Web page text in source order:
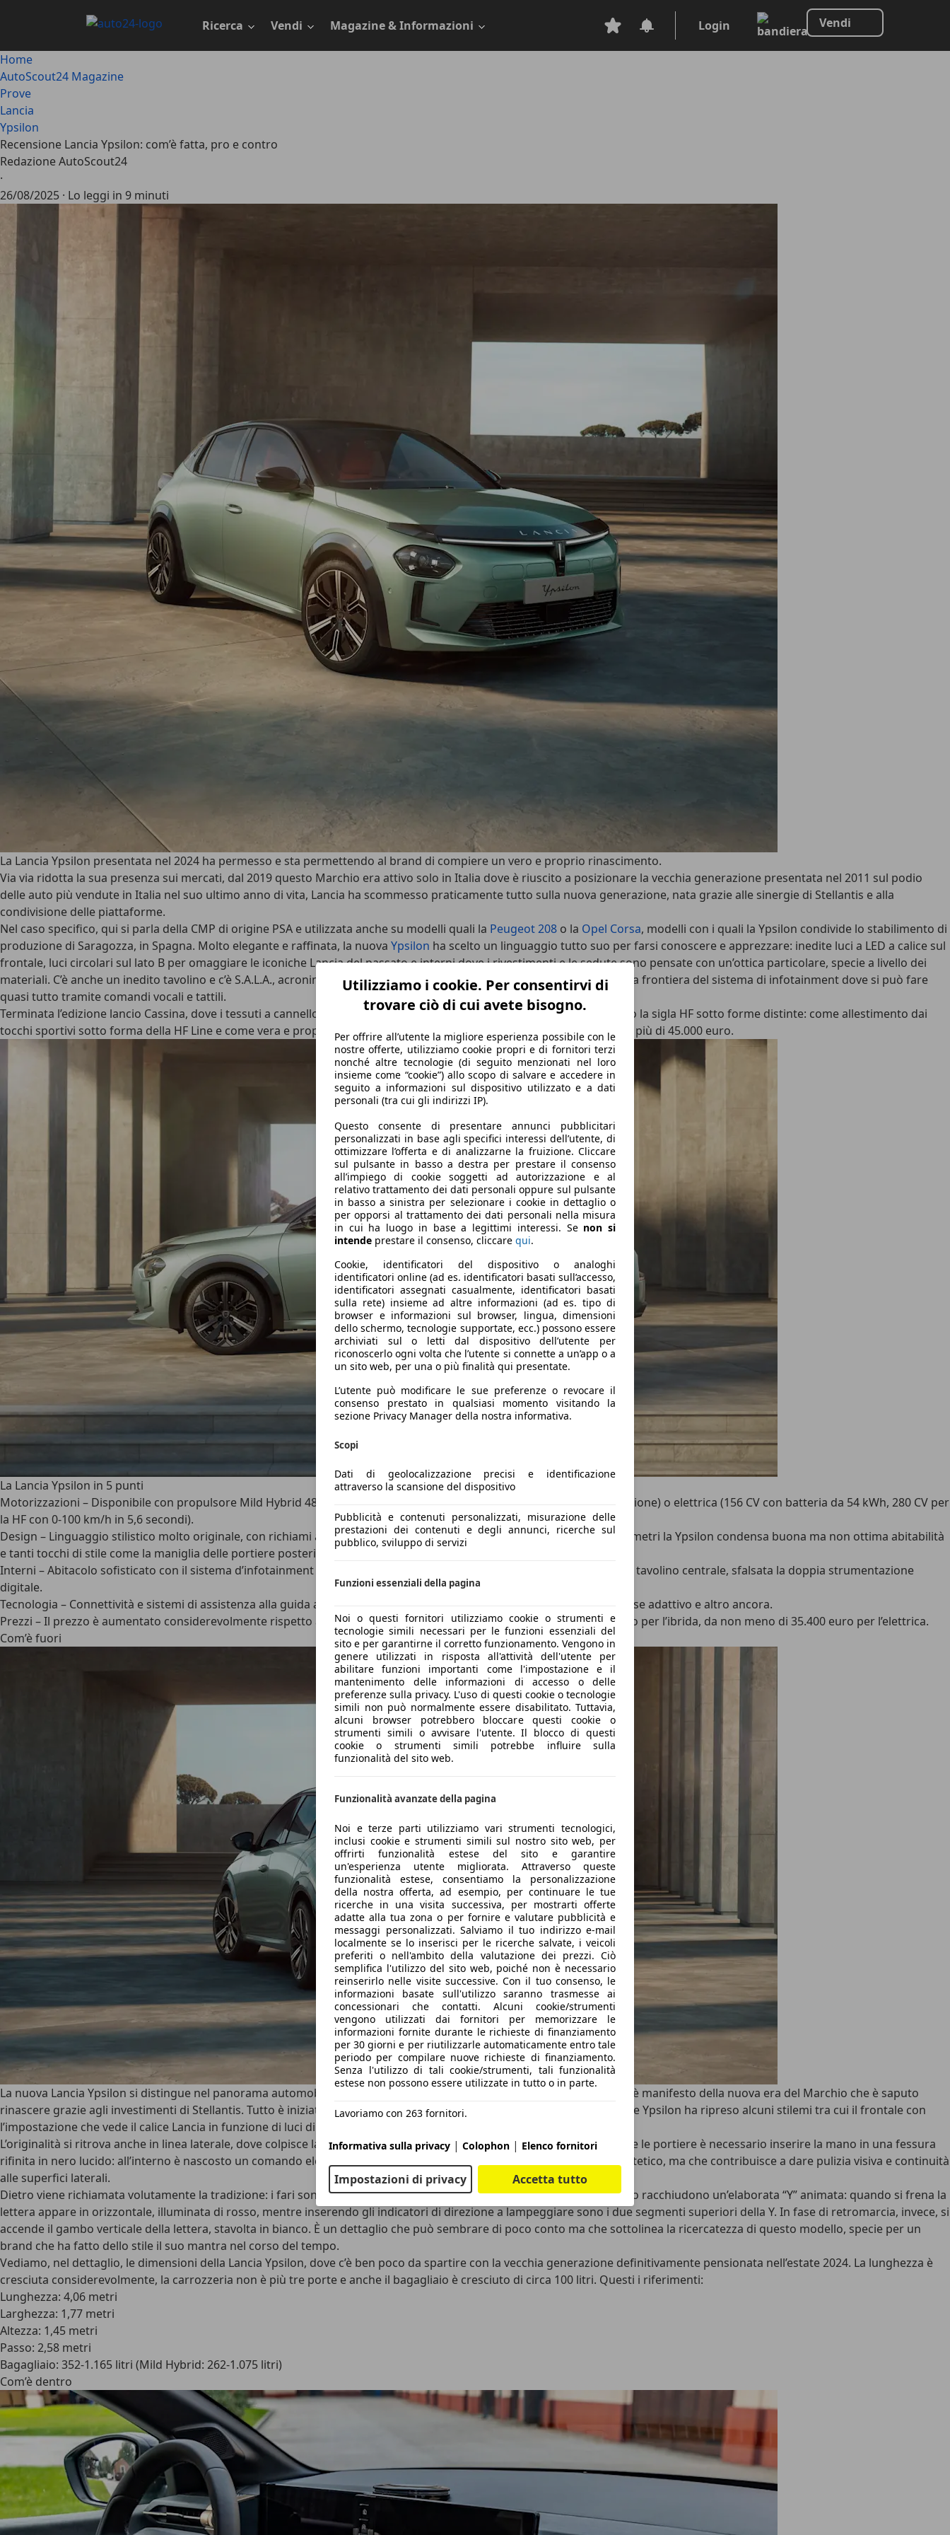
principale
Ricerca Vendi Magazine & Informazioni Login Vendi
Utilizziamo i cookie. Per consentirvi di
trovare ciò di cui avete bisogno.
Per offrire all’utente la migliore esperienza possibile con le
nostre offerte, utilizziamo cookie propri e di fornitori terzi
nonché altre tecnologie (di seguito menzionati nel loro
insieme come “cookie”) allo scopo di salvare e accedere in
seguito a informazioni sul dispositivo utilizzato e a dati
personali (tra cui gli indirizzi IP).
Questo consente di presentare annunci pubblicitari
personalizzati in base agli specifici interessi dell’utente, di
ottimizzare l’offerta e di analizzarne la fruizione. Cliccare
sul pulsante in basso a destra per prestare il consenso
all’impiego di cookie soggetti ad autorizzazione e al
relativo trattamento dei dati personali oppure sul pulsante
in basso a sinistra per selezionare i cookie in dettaglio o
per opporsi al trattamento dei dati personali nella misura
in cui ha luogo in base a legittimi interessi. Se non si
intende prestare il consenso, cliccare qui.
Cookie, identificatori del dispositivo o analoghi
identificatori online (ad es. identificatori basati sull’accesso,
identificatori assegnati casualmente, identificatori basati
sulla rete) insieme ad altre informazioni (ad es. tipo di
browser e informazioni sul browser, lingua, dimensioni
dello schermo, tecnologie supportate, ecc.) possono essere
archiviati sul o letti dal dispositivo dell’utente per
riconoscerlo ogni volta che l’utente si connette a un’app o a
un sito web, per una o più finalità qui presentate.
L’utente può modificare le sue preferenze o revocare il
consenso prestato in qualsiasi momento visitando la
sezione Privacy Manager della nostra informativa.
Scopi
Dati di geolocalizzazione precisi e identificazione
attraverso la scansione del dispositivo
Pubblicità e contenuti personalizzati, misurazione delle
prestazioni dei contenuti e degli annunci, ricerche sul
pubblico, sviluppo di servizi
Funzioni essenziali della pagina
Noi o questi fornitori utilizziamo cookie o strumenti e
tecnologie simili necessari per le funzioni essenziali del
sito e per garantirne il corretto funzionamento. Vengono in
genere utilizzati in risposta all'attività dell'utente per
abilitare funzioni importanti come l'impostazione e il
mantenimento delle informazioni di accesso o delle
preferenze sulla privacy. L'uso di questi cookie o tecnologie
simili non può normalmente essere disabilitato. Tuttavia,
alcuni browser potrebbero bloccare questi cookie o
strumenti simili o avvisare l'utente. Il blocco di questi
cookie o strumenti simili potrebbe influire sulla
funzionalità del sito web.
Funzionalità avanzate della pagina
Noi e terze parti utilizziamo vari strumenti tecnologici,
inclusi cookie e strumenti simili sul nostro sito web, per
offrirti funzionalità estese del sito e garantire
un'esperienza utente migliorata. Attraverso queste
funzionalità estese, consentiamo la personalizzazione
della nostra offerta, ad esempio, per continuare le tue
ricerche in una visita successiva, per mostrarti offerte
adatte alla tua zona o per fornire e valutare pubblicità e
messaggi personalizzati. Salviamo il tuo indirizzo e-mail
localmente se lo inserisci per le ricerche salvate, i veicoli
preferiti o nell'ambito della valutazione dei prezzi. Ciò
semplifica l'utilizzo del sito web, poiché non è necessario
reinserirlo nelle visite successive. Con il tuo consenso, le
informazioni basate sull'utilizzo saranno trasmesse ai
concessionari che contatti. Alcuni cookie/strumenti
vengono utilizzati dai fornitori per memorizzare le
informazioni fornite durante le richieste di finanziamento
per 30 giorni e per riutilizzarle automaticamente entro tale
periodo per compilare nuove richieste di finanziamento.
Senza l'utilizzo di tali cookie/strumenti, tali funzionalità
estese non possono essere utilizzate in tutto o in parte.
Lavoriamo con 263 fornitori.
Informativa sulla privacy | Colophon | Elenco fornitori
Impostazioni di privacy Accetta tutto
Home
AutoScout24 Magazine
Prove
Lancia
Ypsilon
Recensione Lancia Ypsilon: com’è fatta, pro e contro
Redazione AutoScout24
·
26/08/2025 · Lo leggi in 9 minuti
La Lancia Ypsilon presentata nel 2024 ha permesso e sta permettendo al brand di compiere un vero e proprio rinascimento.
Via via ridotta la sua presenza sui mercati, dal 2019 questo Marchio era attivo solo in Italia dove è riuscito a posizionare la vecchia generazione presentata nel 2011 sul podio
delle auto più vendute in Italia nel suo ultimo anno di vita, Lancia ha scommesso praticamente tutto sulla nuova generazione, nata grazie alle sinergie di Stellantis e alla
condivisione delle piattaforme.
Nel caso specifico, qui si parla della CMP di origine PSA e utilizzata anche su modelli quali la Peugeot 208 o la Opel Corsa, modelli con i quali la Ypsilon condivide lo stabilimento di
produzione di Saragozza, in Spagna. Molto elegante e raffinata, la nuova Ypsilon ha scelto un linguaggio tutto suo per farsi conoscere e apprezzare: inedite luci a LED a calice sul
frontale, luci circolari sul lato B per omaggiare le iconiche Lancia del passato e interni dove i rivestimenti e le sedute sono pensate con un’ottica particolare, specie a livello dei
materiali. C’è anche un inedito tavolino e c’è S.A.L.A., acronimo di Sound Air Light Augmentation. Quest’ultimo è la nuova frontiera del sistema di infotainment dove si può fare
quasi tutto tramite comandi vocali e tattili.
Terminata l’edizione lancio Cassina, dove i tessuti a cannelloni di colore blu abbelliscono gli interni, la Ypsilon ha accolto la sigla HF sotto forme distinte: come allestimento dai
tocchi sportivi sotto forma della HF Line e come vera e propria HF. Quest’ultima ha 280 CV, è solo elettrica e costa poco più di 45.000 euro.
La Lancia Ypsilon in 5 punti
Motorizzazioni – Disponibile con propulsore Mild Hybrid 48V (1.2 turbo da 110 CV con cambio automatico a doppia frizione) o elettrica (156 CV con batteria da 54 kWh, 280 CV per
la HF con 0-100 km/h in 5,6 secondi).
Design – Linguaggio stilistico molto originale, con richiami al passato e fari inediti. Proporzionalmente riuscita, in 4,08 metri la Ypsilon condensa buona ma non ottima abitabilità
e tanti tocchi di stile come la maniglia delle portiere posteriori integrata nel montante.
Interni – Abitacolo sofisticato con il sistema d’infotainment S.A.L.A. e comandi vocali con interazione ChatGPT. Inedito il tavolino centrale, sfalsata la doppia strumentazione
digitale.
Tecnologia – Connettività e sistemi di assistenza alla guida avanzati (guida autonoma di livello 2). Telecamere 180°, Cruise adattivo e altro ancora.
Prezzi – Il prezzo è aumentato considerevolmente rispetto alla vecchia Ypsilon. Qui si parte da non meno di 25.200 euro per l’ibrida, da non meno di 35.400 euro per l’elettrica.
Com’è fuori
La nuova Lancia Ypsilon si distingue nel panorama automobilistico attuale per uno stile decisamente personale, nonchè manifesto della nuova era del Marchio che è saputo
rinascere grazie agli investimenti di Stellantis. Tutto è iniziato con la presentazione della concept Pu+Ra HPE, dalla quale Ypsilon ha ripreso alcuni stilemi tra cui il frontale con
l’impostazione che vede il calice Lancia in funzione di luci diurni a LED separate dai gruppi ottici principali.
L’originalità si ritrova anche in linea laterale, dove colpisce la soluzione dellemaniglie posteriori a scomparsa. Per aprire le portiere è necessario inserire la mano in una fessura
rifinita in nero lucido: all’interno è nascosto un comando elettrico che sblocca l’apertura. Un accorgimento non solo estetico, ma che contribuisce a dare pulizia visiva e continuità
alle superfici laterali.
Dietro viene richiamata volutamente la tradizione: i fari sono circolari, in omaggio alla Stratos, ma non basta. All’interno racchiudono un’elaborata “Y” animata: quando si frena la
lettera appare in orizzontale, illuminata di rosso, mentre inserendo gli indicatori di direzione a lampeggiare sono i due segmenti superiori della Y. In fase di retromarcia, invece, si
accende il gambo verticale della lettera, stavolta in bianco. È un dettaglio che può sembrare di poco conto ma che sottolinea la ricercatezza di questo modello, specie per un
brand che ha fatto dello stile il suo mantra nel corso del tempo.
Vediamo, nel dettaglio, le dimensioni della Lancia Ypsilon, dove c’è ben poco da spartire con la vecchia generazione definitivamente pensionata nell’estate 2024. La lunghezza è
cresciuta considerevolmente, la carrozzeria non è più tre porte e anche il bagagliaio è cresciuto di circa 100 litri. Questi i riferimenti:
Lunghezza: 4,06 metri
Larghezza: 1,77 metri
Altezza: 1,45 metri
Passo: 2,58 metri
Bagagliaio: 352-1.165 litri (Mild Hybrid: 262-1.075 litri)
Com’è dentro